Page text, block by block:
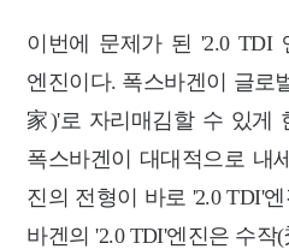
이번에 문제가 된 '2.0 TDI
엔진이다. 폭스바겐이 글로
家)'로 자리매김할 수 있게
폭스바겐이 대대적으로 내
진의 전형이 바로 '2.0 TDI'
바겐의 '2.0 TDI'엔진은 수작